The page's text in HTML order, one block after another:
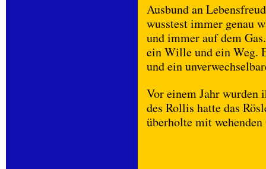
Ausbund an
wusstest immer genau
und immer auf dem
ein Wille und ein Weg.
und ein
Vor einem Jahr wurden
des Rollis hatte das
überholte mit